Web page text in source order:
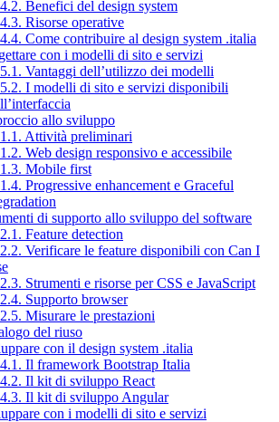
Benefici del design system
Risorse operative
Come contribuire al design system .italia
con i modelli di sito e servizi
Vantaggi dell’utilizzo dei modelli
I modelli di sito e servizi disponibili
allo sviluppo
Attività preliminari
Web design responsivo e accessibile
Mobile first
Progressive enhancement e Graceful
di supporto allo sviluppo del software
Feature detection
Verificare le feature disponibili con Can I
Strumenti e risorse per CSS e JavaScript
Supporto browser
Misurare le prestazioni
del riuso
con il design system .italia
Il framework Bootstrap Italia
Il kit di sviluppo React
Il kit di sviluppo Angular
con i modelli di sito e servizi